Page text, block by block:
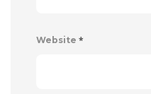
Website *